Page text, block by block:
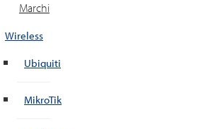
Marchi
Wireless
Ubiquiti
MikroTik